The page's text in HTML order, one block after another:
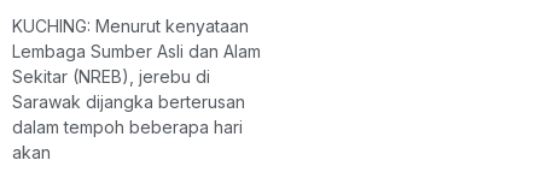
KUCHING: Menurut kenyataan
Lembaga Sumber Asli dan Alam
Sekitar (NREB), jerebu di
Sarawak dijangka berterusan
dalam tempoh beberapa hari
akan